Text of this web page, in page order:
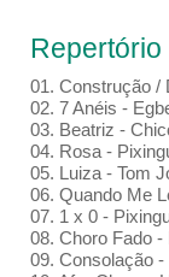
Repertório
01. Construção /
02. 7 Anéis -
03. Beatriz -
04. Rosa -
05. Luiza - Tom
06. Quando Me
07. 1 x 0 -
08. Choro Fado -
09. Consolação